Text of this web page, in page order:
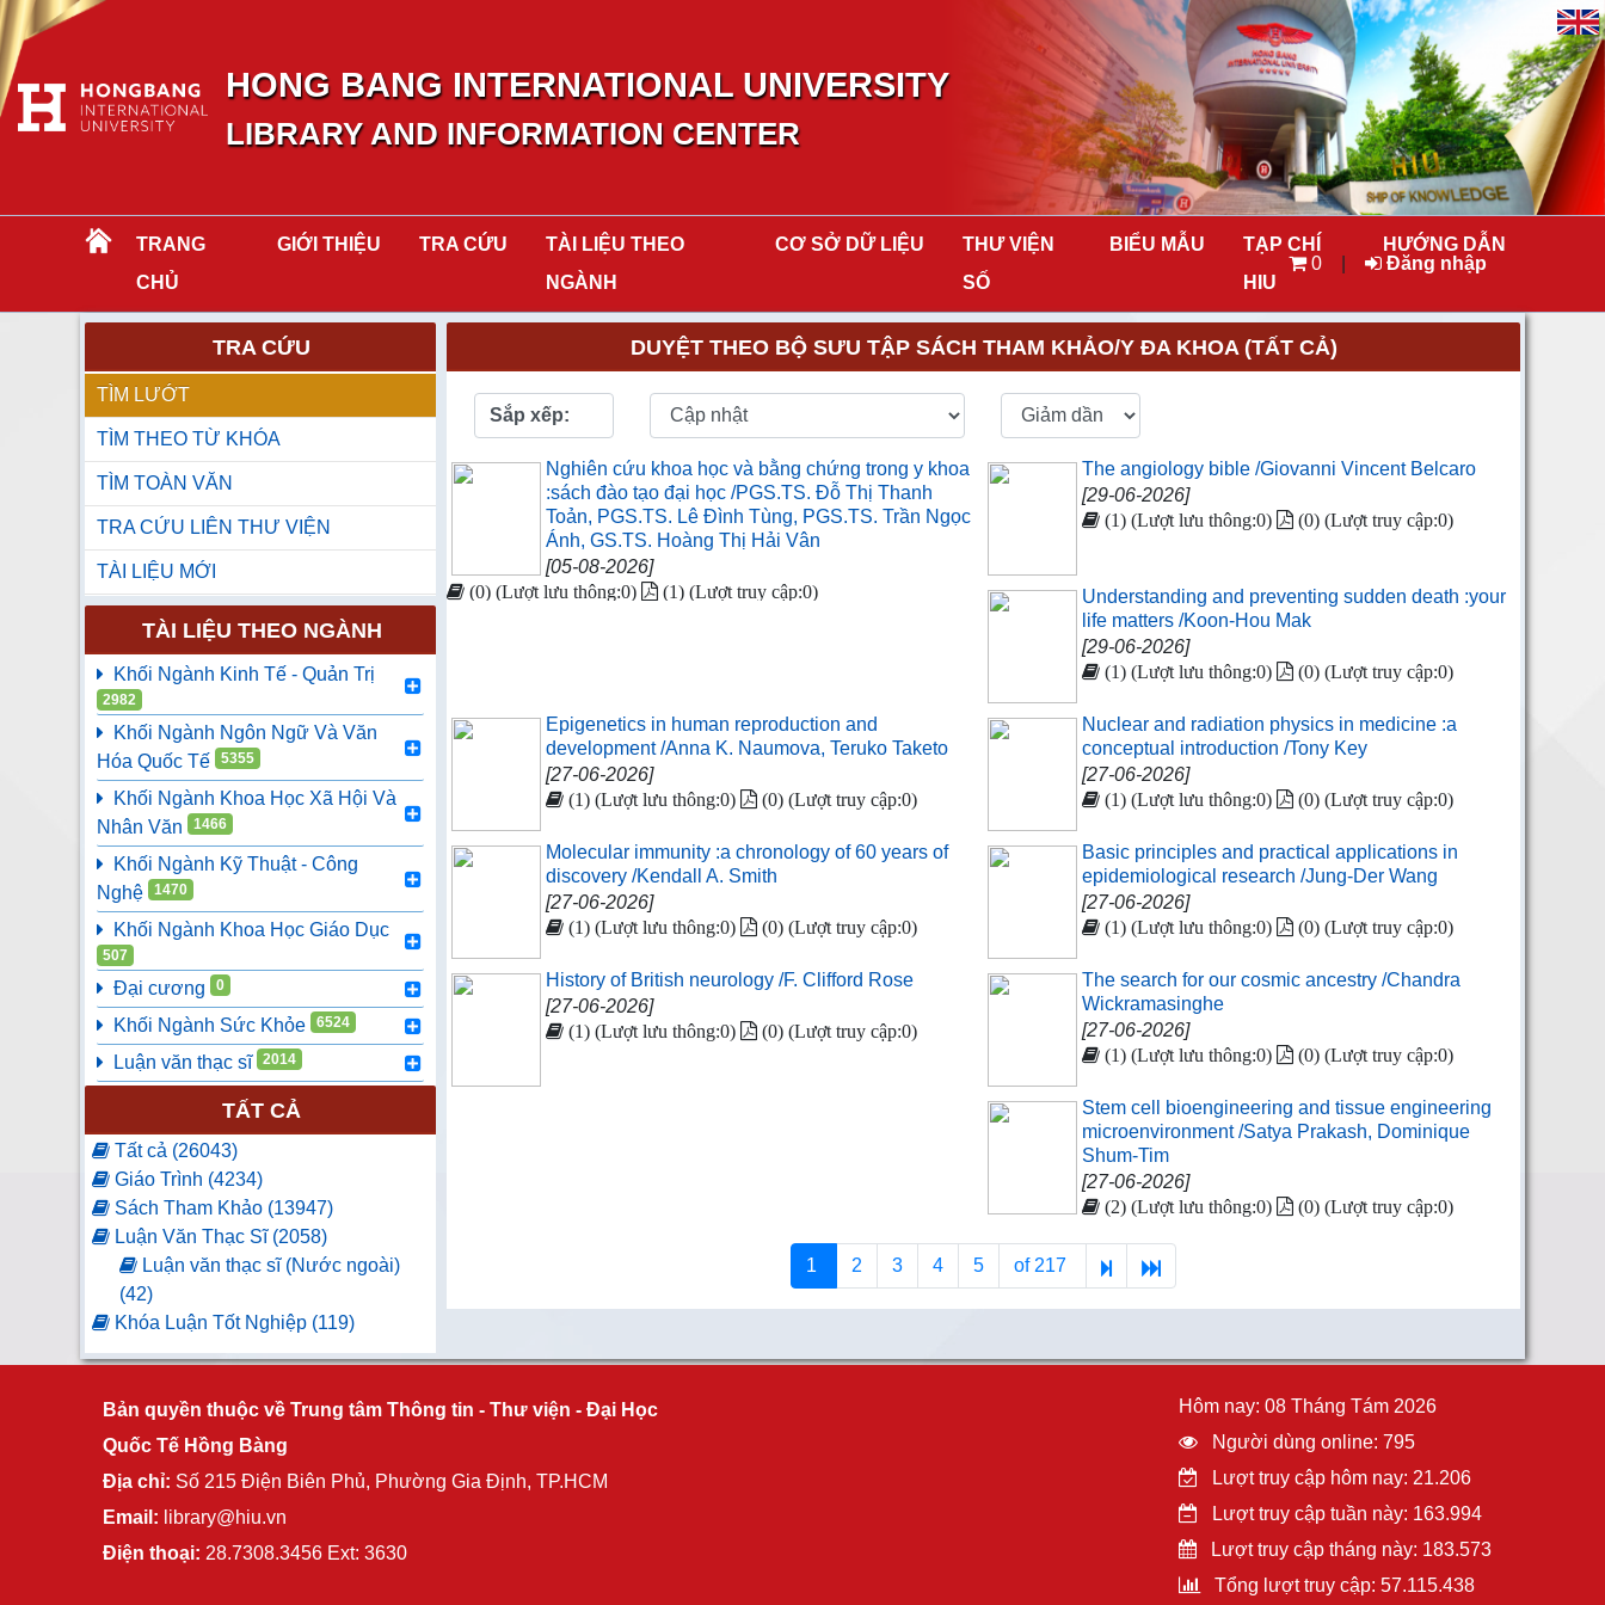
HONG BANG INTERNATIONAL UNIVERSITY
LIBRARY AND INFORMATION CENTER
TRANG
CHỦ
GIỚI THIỆU TRA CỨU
TÀI LIỆU THEO
NGÀNH
CƠ SỞ DỮ LIỆU
THƯ VIỆN
SỐ
BIỂU MẪU
TẠP CHÍ
HIU
HƯỚNG DẪN
0
Đăng nhập
TRA CỨU
TÌM LƯỚT
TÌM THEO TỪ KHÓA
TÌM TOÀN VĂN
TRA CỨU LIÊN THƯ VIỆN
TÀI LIỆU MỚI
TÀI LIỆU THEO NGÀNH
Khối Ngành Kinh Tế - Quản Trị
2982
Khối Ngành Ngôn Ngữ Và Văn
Hóa Quốc Tế 5355
Khối Ngành Khoa Học Xã Hội Và
Nhân Văn 1466
Khối Ngành Kỹ Thuật - Công
Nghệ 1470
Khối Ngành Khoa Học Giáo Dục
507
Đại cương 0
Khối Ngành Sức Khỏe 6524
Luận văn thạc sĩ 2014
TẤT CẢ
Tất cả (26043)
Giáo Trình (4234)
Sách Tham Khảo (13947)
Luận Văn Thạc Sĩ (2058)
Luận văn thạc sĩ (Nước ngoài)
(42)
Khóa Luận Tốt Nghiệp (119)
Luận Văn Tốt Nghiệp (61)
Luận án tiến sĩ (11)
Nghiên cứu khoa học (79)
Nhật Bản (2484)
Hàn Quốc (1866)
Trung Quốc (109)
DUYỆT THEO BỘ SƯU TẬP SÁCH THAM KHẢO/Y ĐA KHOA (TẤT CẢ)
Sắp xếp:
Nghiên cứu khoa học và bằng chứng trong y khoa
:sách đào tạo đại học /PGS.TS. Đỗ Thị Thanh
Toản, PGS.TS. Lê Đình Tùng, PGS.TS. Trần Ngọc
Ánh, GS.TS. Hoàng Thị Hải Vân
[05-08-2026]
(0) (Lượt lưu thông:0) (1) (Lượt truy cập:0)
The angiology bible /Giovanni Vincent Belcaro
[29-06-2026]
(1) (Lượt lưu thông:0) (0) (Lượt truy cập:0)
Understanding and preventing sudden death :your
life matters /Koon-Hou Mak
[29-06-2026]
(1) (Lượt lưu thông:0) (0) (Lượt truy cập:0)
Nuclear and radiation physics in medicine :a
conceptual introduction /Tony Key
[27-06-2026]
(1) (Lượt lưu thông:0) (0) (Lượt truy cập:0)
Epigenetics in human reproduction and
development /Anna K. Naumova, Teruko Taketo
[27-06-2026]
(1) (Lượt lưu thông:0) (0) (Lượt truy cập:0)
Basic principles and practical applications in
epidemiological research /Jung-Der Wang
[27-06-2026]
(1) (Lượt lưu thông:0) (0) (Lượt truy cập:0)
Molecular immunity :a chronology of 60 years of
discovery /Kendall A. Smith
[27-06-2026]
(1) (Lượt lưu thông:0) (0) (Lượt truy cập:0)
The search for our cosmic ancestry /Chandra
Wickramasinghe
[27-06-2026]
(1) (Lượt lưu thông:0) (0) (Lượt truy cập:0)
History of British neurology /F. Clifford Rose
[27-06-2026]
(1) (Lượt lưu thông:0) (0) (Lượt truy cập:0)
Stem cell bioengineering and tissue engineering
microenvironment /Satya Prakash, Dominique
Shum-Tim
[27-06-2026]
(2) (Lượt lưu thông:0) (0) (Lượt truy cập:0)
1 2 3 4 5 of 217
Bản quyền thuộc về Trung tâm Thông tin - Thư viện - Đại Học
Quốc Tế Hồng Bàng
Địa chỉ: Số 215 Điện Biên Phủ, Phường Gia Định, TP.HCM
Email: library@hiu.vn
Điện thoại: 28.7308.3456 Ext: 3630
Hôm nay: 08 Tháng Tám 2026
Người dùng online: 795
Lượt truy cập hôm nay: 21.206
Lượt truy cập tuần này: 163.994
Lượt truy cập tháng này: 183.573
Tổng lượt truy cập: 57.115.438